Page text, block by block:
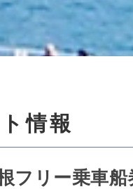
情報
フリー乗車